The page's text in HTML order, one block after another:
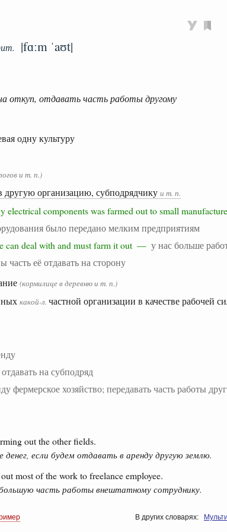
|fɑːm ˈaʊt|
откуп, отдавать часть работы другому
одну культуру
и т. п.)
другую организацию, субподрядчику и т. п.
electrical components was farmed out to small
было передано мелким предприятиям
can deal with and must farm it out — у нас больше
её отдавать на сторону
(кормилице в деревню и т. п.)
какой-л. частной организации в качестве рабочей
отдавать на субподряд
фермерское хозяйство; передавать часть работы
out the other fields.
если будем отдавать в аренду другую землю.
most of the work to freelance employee.
часть работы внештатному сотруднику.
В других словарях: